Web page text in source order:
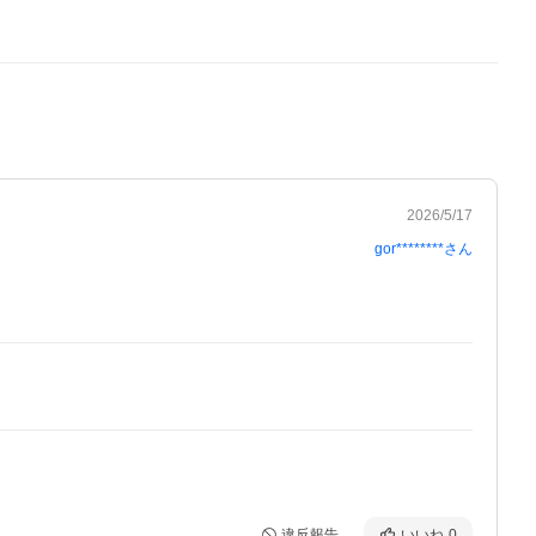
2026/5/17
gor********さん